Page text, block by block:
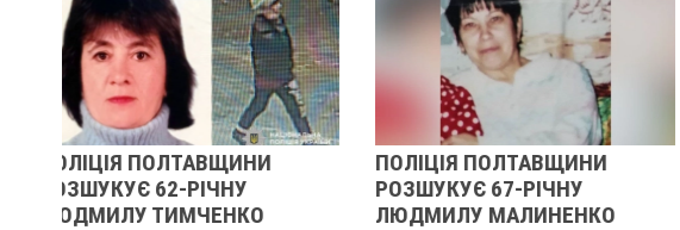
ПОЛІЦІЯ ПОЛТАВЩИНИ
РОЗШУКУЄ 67-РІЧНУ
ЛЮДМИЛУ МАЛИНЕНКО
У ПОЛТАВСЬКІЙ ОБЛАСТІ
РОЗШУКУЮТЬ 62-РІЧНУ ЗОЮ
ГРАКОВУ